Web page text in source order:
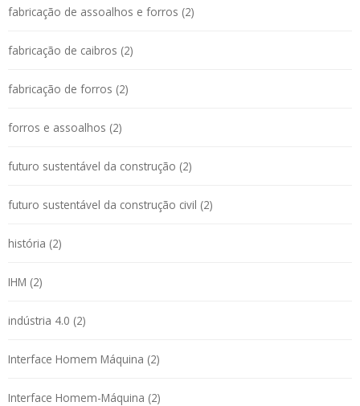
fabricação de assoalhos e forros (2)
fabricação de caibros (2)
fabricação de forros (2)
forros e assoalhos (2)
futuro sustentável da construção (2)
futuro sustentável da construção civil (2)
história (2)
IHM (2)
indústria 4.0 (2)
Interface Homem Máquina (2)
Interface Homem-Máquina (2)